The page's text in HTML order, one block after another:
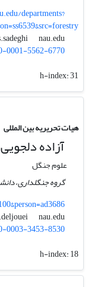
departments?
s.sadeghi
nau.edu
0001-5562-6770
h-index:31
هیات تحریریه بین المللی
آزاده دلجویی
علوم جنگل
گروه جنگلداری،
azade.deljouei
nau.edu
0003-3453-8530
h-index:18